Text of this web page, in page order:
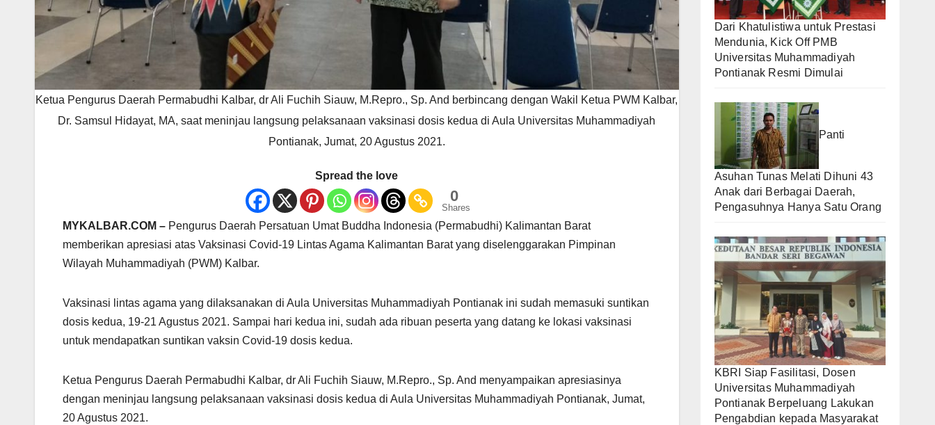
Ketua Pengurus Daerah Permabudhi Kalbar, dr Ali Fuchih Siauw, M.Repro., Sp. And berbincang dengan Wakil Ketua PWM Kalbar,
Dr. Samsul Hidayat, MA, saat meninjau langsung pelaksanaan vaksinasi dosis kedua di Aula Universitas Muhammadiyah
Pontianak, Jumat, 20 Agustus 2021.
Spread the love
0
Shares
MYKALBAR.COM – Pengurus Daerah Persatuan Umat Buddha Indonesia (Permabudhi) Kalimantan Barat
memberikan apresiasi atas Vaksinasi Covid-19 Lintas Agama Kalimantan Barat yang diselenggarakan Pimpinan
Wilayah Muhammadiyah (PWM) Kalbar.
Vaksinasi lintas agama yang dilaksanakan di Aula Universitas Muhammadiyah Pontianak ini sudah memasuki suntikan
dosis kedua, 19-21 Agustus 2021. Sampai hari kedua ini, sudah ada ribuan peserta yang datang ke lokasi vaksinasi
untuk mendapatkan suntikan vaksin Covid-19 dosis kedua.
Ketua Pengurus Daerah Permabudhi Kalbar, dr Ali Fuchih Siauw, M.Repro., Sp. And menyampaikan apresiasinya
dengan meninjau langsung pelaksanaan vaksinasi dosis kedua di Aula Universitas Muhammadiyah Pontianak, Jumat,
20 Agustus 2021.
Dari Khatulistiwa untuk Prestasi
Mendunia, Kick Off PMB
Universitas Muhammadiyah
Pontianak Resmi Dimulai
Panti
Asuhan Tunas Melati Dihuni 43
Anak dari Berbagai Daerah,
Pengasuhnya Hanya Satu Orang
KBRI Siap Fasilitasi, Dosen
Universitas Muhammadiyah
Pontianak Berpeluang Lakukan
Pengabdian kepada Masyarakat